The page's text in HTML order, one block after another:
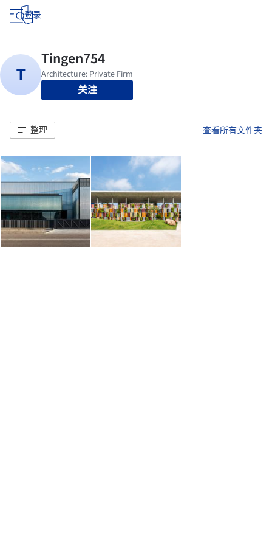
登录
关注
整理 查看所有文件夹